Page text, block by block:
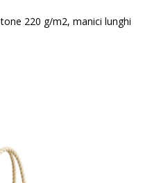
220 g/m2, manici lunghi